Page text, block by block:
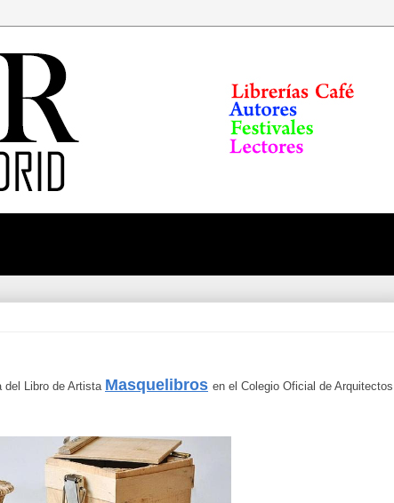
del Libro de Artista Masquelibros en el Colegio Oficial de Arquitectos